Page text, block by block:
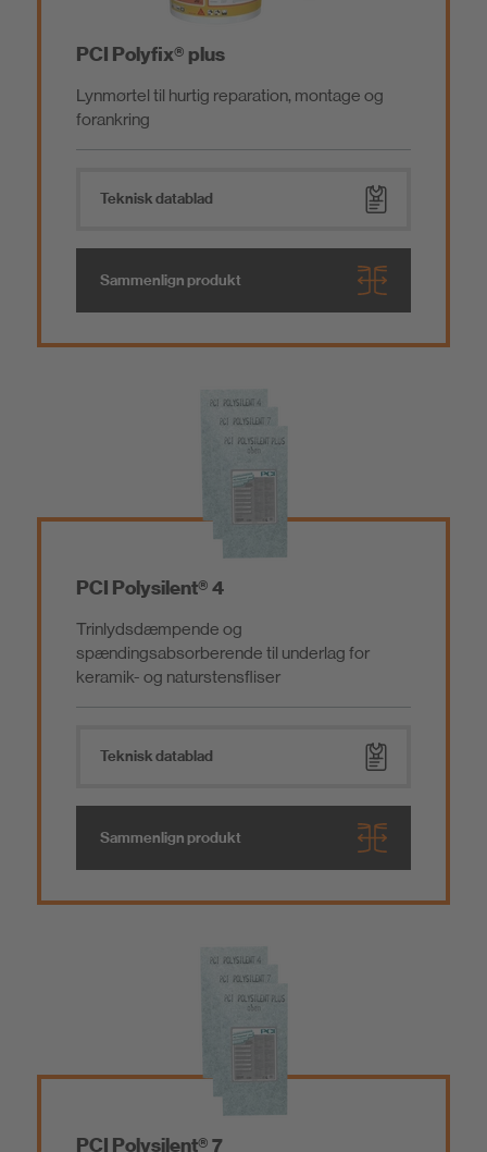
PCI Polyfix® plus
Lynmørtel til hurtig reparation, montage og
forankring
Teknisk datablad
Sammenlign produkt
PCI Polysilent® 4
Trinlydsdæmpende og
spændingsabsorberende til underlag for
keramik- og naturstensfliser
Teknisk datablad
Sammenlign produkt
PCI Polysilent® 7